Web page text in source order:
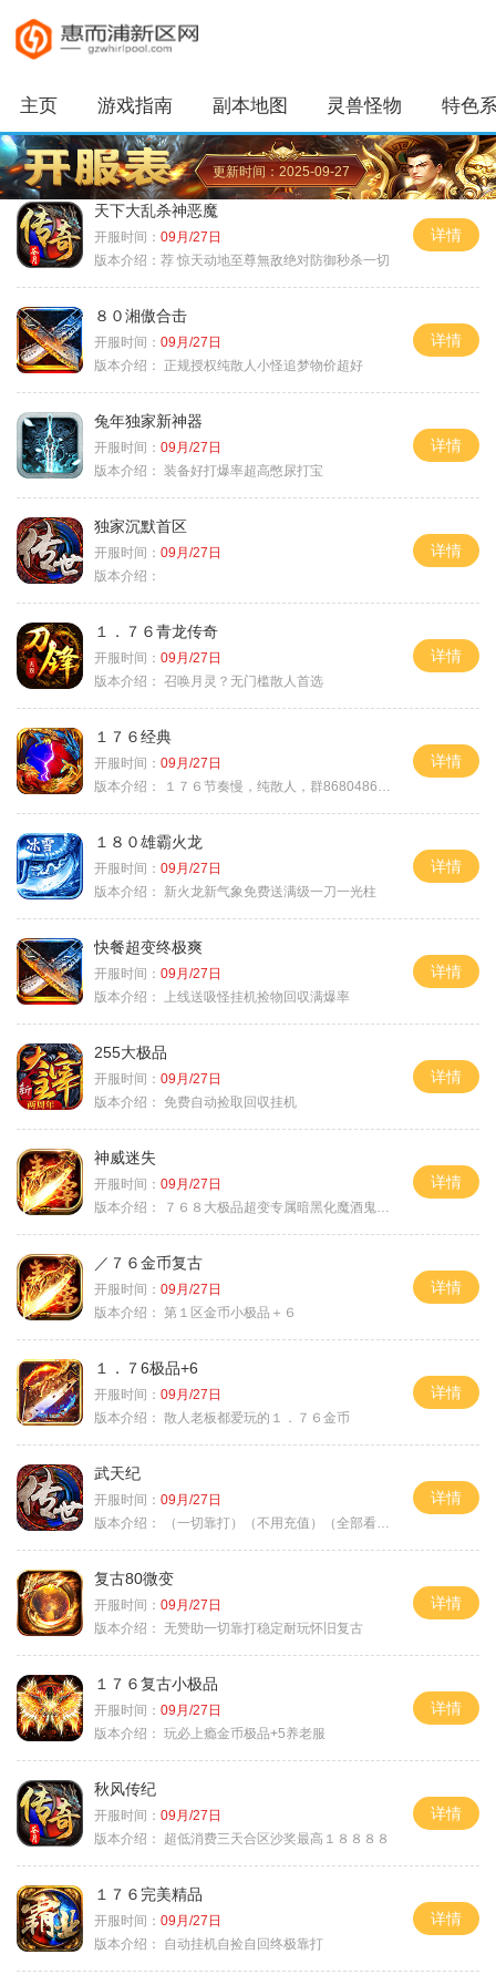
主页 游戏指南 副本地图 灵兽怪物 特色
更新时间：2025-09-27
天下大乱杀神恶魔
开服时间： 09月/27日
版本介绍： 荐 惊天动地至尊無敌绝对防御秒杀一切
详情
８０湘傲合击
开服时间： 09月/27日
版本介绍：
正规授权纯散人小怪追梦物价超好
详情
兔年独家新神器
开服时间： 09月/27日
版本介绍： 装备好打爆率超高憋尿打宝
详情
独家沉默首区
开服时间： 09月/27日
版本介绍：
详情
１．７６青龙传奇
开服时间： 09月/27日
版本介绍： 召唤月灵？无门槛散人首选
详情
１７６经典
开服时间： 09月/27日
版本介绍：
１７６节奏慢，纯散人，群868048665
详情
１８０雄霸火龙
开服时间： 09月/27日
版本介绍：
新火龙新气象免费送满级一刀一光柱
详情
快餐超变终极爽
开服时间： 09月/27日
版本介绍：
上线送吸怪挂机捡物回収满爆率
详情
255大极品
开服时间： 09月/27日
版本介绍： 免费自动捡取回収挂机
详情
神威迷失
开服时间： 09月/27日
版本介绍：
７６８大极品超变专属暗黑化魔酒鬼微变合击火
详情
／７６金币复古
开服时间： 09月/27日
版本介绍： 第１区金币小极品＋６
详情
１．７6极品+6
开服时间： 09月/27日
版本介绍： 散人老板都爱玩的１．７６金币
详情
武天纪
开服时间： 09月/27日
版本介绍：
（一切靠打）（不用充值）（全部看脸）
详情
复古80微变
开服时间： 09月/27日
版本介绍： 无赞助一切靠打稳定耐玩怀旧复古
详情
１７６复古小极品
开服时间： 09月/27日
版本介绍： 玩必上瘾金币极品+5养老服
详情
秋风传纪
开服时间： 09月/27日
版本介绍：
超低消费三天合区沙奖最高１８８８８
详情
１７６完美精品
开服时间： 09月/27日
版本介绍：
自动挂机自捡自回终极靠打
详情